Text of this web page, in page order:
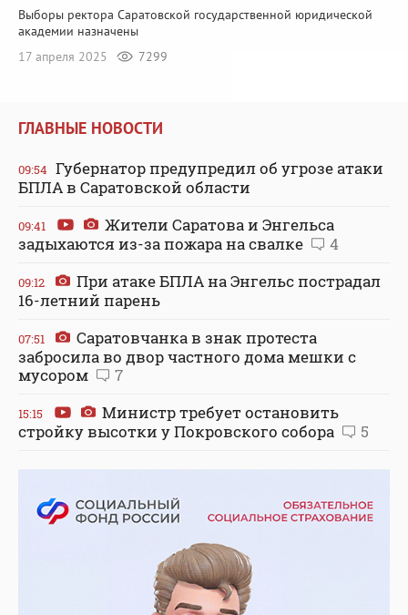
Выборы ректора Саратовской государственной юридической
академии назначены
17 апреля 2025
7299
ГЛАВНЫЕ НОВОСТИ
09:54 Губернатор предупредил об угрозе атаки
БПЛА в Саратовской области
09:41
Жители Саратова и Энгельса
задыхаются из-за пожара на свалке
4
09:12
При атаке БПЛА на Энгельс пострадал
16-летний парень
07:51
Саратовчанка в знак протеста
забросила во двор частного дома мешки с
мусором
7
15:15
Министр требует остановить
стройку высотки у Покровского собора
5